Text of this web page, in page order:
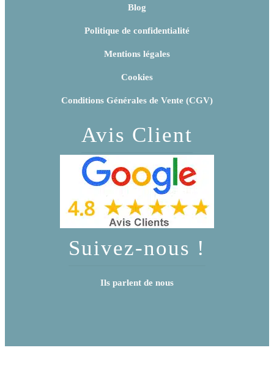
Blog
Politique de confidentialité
Mentions légales
Cookies
Conditions Générales de Vente (CGV)
Avis Client
Suivez-nous !
Ils parlent de nous